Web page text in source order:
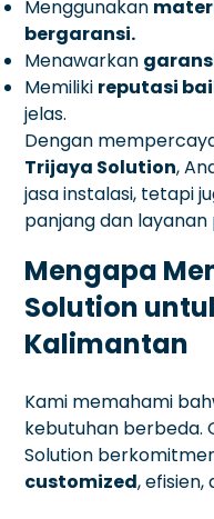
Menggunakan
bergaransi.
Menawarkan
Memiliki reputasi
jelas.
Dengan
Trijaya Solution,
jasa instalasi, tetapi
panjang dan
Mengapa
Solution
Kalimantan
Kami memahami
kebutuhan berbeda.
Solution
customized, efisien,